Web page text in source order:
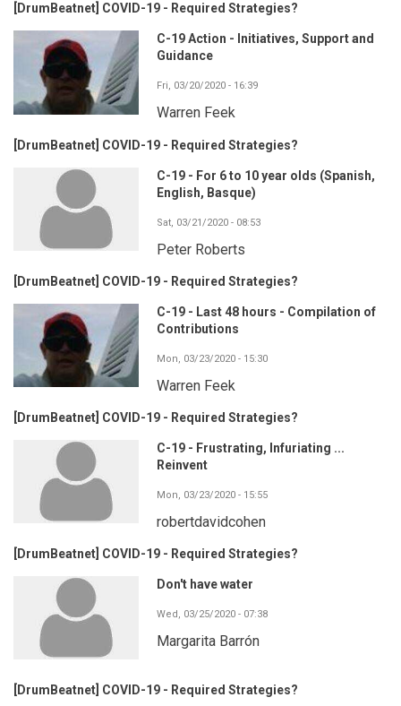
[DrumBeatnet] COVID-19 - Required Strategies?
C-19 Action - Initiatives, Support and
Guidance
Fri, 03/20/2020 - 16:39
Warren Feek
[DrumBeatnet] COVID-19 - Required Strategies?
C-19 - For 6 to 10 year olds (Spanish,
English, Basque)
Sat, 03/21/2020 - 08:53
Peter Roberts
[DrumBeatnet] COVID-19 - Required Strategies?
C-19 - Last 48 hours - Compilation of
Contributions
Mon, 03/23/2020 - 15:30
Warren Feek
[DrumBeatnet] COVID-19 - Required Strategies?
C-19 - Frustrating, Infuriating ...
Reinvent
Mon, 03/23/2020 - 15:55
robertdavidcohen
[DrumBeatnet] COVID-19 - Required Strategies?
Don't have water
Wed, 03/25/2020 - 07:38
Margarita Barrón
[DrumBeatnet] COVID-19 - Required Strategies?